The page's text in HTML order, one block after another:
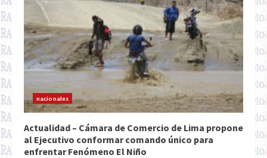
nacionales
Actualidad – Cámara de Comercio de Lima propone
al Ejecutivo conformar comando único para
enfrentar Fenómeno El Niño